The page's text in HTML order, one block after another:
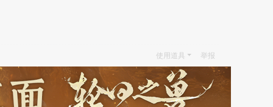
使用道具 举报